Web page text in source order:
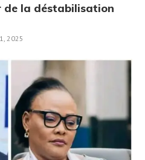
de la déstabilisation
2025